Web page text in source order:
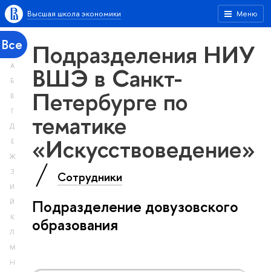
Меню
Высшая школа экономики
Все
А
Б
В
Г
Д
Е
Ж
З
И
Й
К
Л
М
Н
Подразделения НИУ
ВШЭ в Санкт-
Петербурге по
тематике
«Искусствоведение»
Сотрудники
Подразделение довузовского
образования